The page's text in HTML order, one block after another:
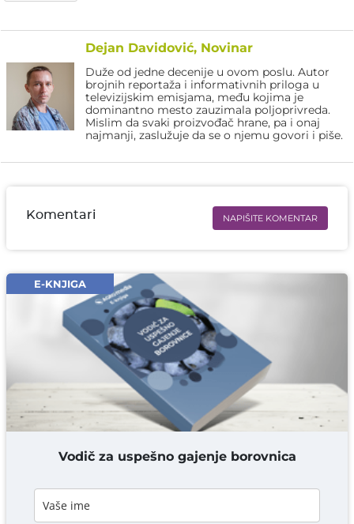
Dejan Davidović, Novinar
Duže od jedne decenije u ovom poslu. Autor
brojnih reportaža i informativnih priloga u
televizijskim emisjama, među kojima je
dominantno mesto zauzimala poljoprivreda.
Mislim da svaki proizvođač hrane, pa i onaj
najmanji, zaslužuje da se o njemu govori i piše.
Komentari NAPIŠITE KOMENTAR
Email* obavezno
Komentar* obavezno
DODAJ KOMENTAR
E-KNJIGA
Vodič za uspešno gajenje borovnica